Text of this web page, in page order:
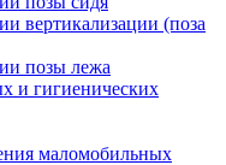
вертикализации (поза
позы лежа
и гигиенических
маломобильных